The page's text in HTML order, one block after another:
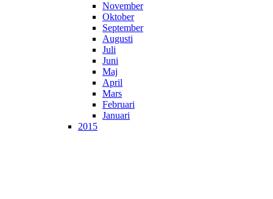
November
Oktober
September
Augusti
Juli
Juni
Maj
April
Mars
Februari
Januari
2015